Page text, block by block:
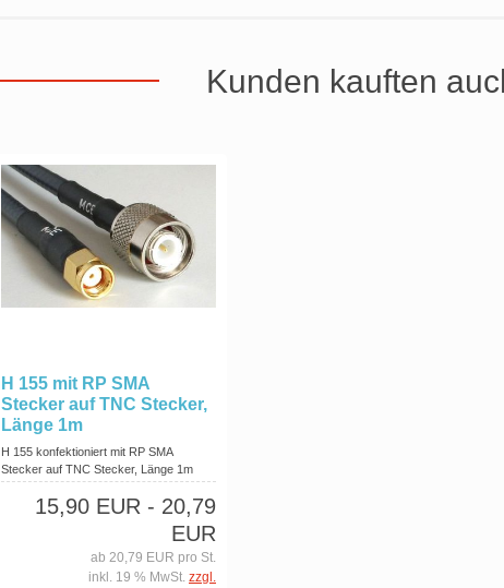
Kunden kauften
H 155 mit RP SMA
Stecker auf TNC Stecker,
Länge 1m
H 155 konfektioniert mit RP SMA
Stecker auf TNC Stecker, Länge 1m
15,90 EUR - 20,79
EUR
ab 20,79 EUR pro St.
inkl. 19 % MwSt. zzgl.